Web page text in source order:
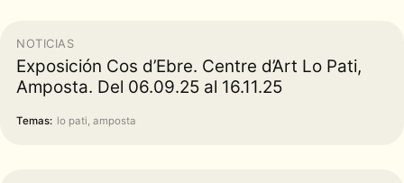
NOTICIAS
Exposición Cos d’Ebre. Centre d’Art Lo Pati,
Amposta. Del 06.09.25 al 16.11.25
Temas: lo pati, amposta